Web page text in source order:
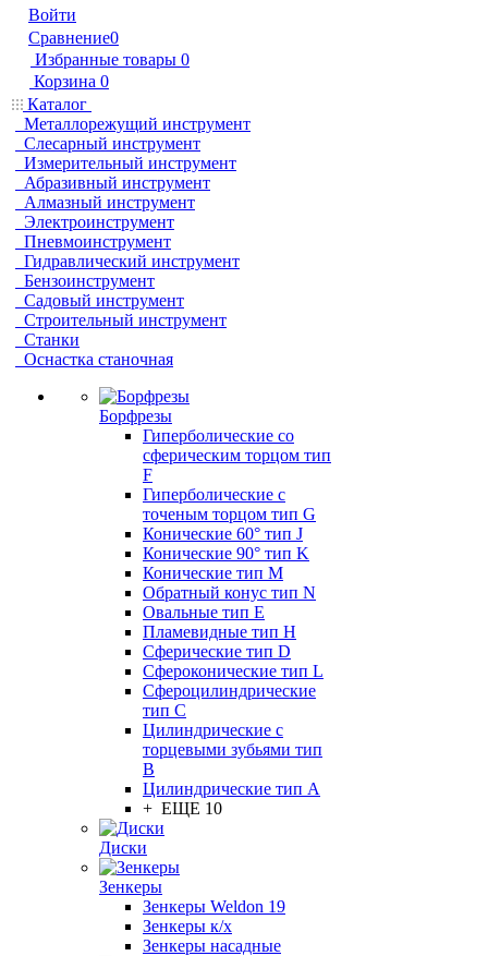
Войти
Сравнение0
Избранные товары 0
Корзина 0
Каталог
Металлорежущий инструмент
Слесарный инструмент
Измерительный инструмент
Абразивный инструмент
Алмазный инструмент
Электроинструмент
Пневмоинструмент
Гидравлический инструмент
Бензоинструмент
Садовый инструмент
Строительный инструмент
Станки
Оснастка станочная
Борфрезы
Гиперболические cо
сферическим торцом тип
F
Гиперболические с
точеным торцом тип G
Конические 60° тип J
Конические 90° тип K
Конические тип M
Обратный конус тип N
Овальные тип E
Пламевидные тип H
Сферические тип D
Сфероконические тип L
Сфероцилиндрические
тип C
Цилиндрические с
торцевыми зубьями тип
B
Цилиндрические тип А
+ ЕЩЕ 10
Диски
Зенкеры
Зенкеры Weldon 19
Зенкеры к/х
Зенкеры насадные